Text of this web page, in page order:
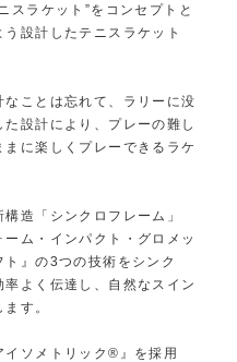
スラケット”をコンセプトと
設計したテニスラケット
ことは忘れて、ラリーに没
設計により、プレーの難し
に楽しくプレーできるラケ
造「シンクロフレーム」
ーム・インパクト・グロメッ
ト』の3つの技術をシンク
よく伝達し、自然なスイン
す。
イソメトリック®』を採用